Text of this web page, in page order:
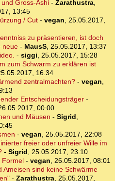
und Gross-Ashi- Zarathustra,
13:45
/ Cut- vegan, 25.05.2017,
zu präsentieren, ist doch
neue - MausS, 25.05.2017, 13:37
- siggi, 25.05.2017, 15:28
zum Schwarm zu erklären ist
16:34
zentralmachten?- vegan,
Entscheidungsträger-
00:00
und Mäusen - Sigrid,
- vegan, 25.05.2017, 22:08
freier oder unfreier Wille im
- Sigrid, 25.05.2017, 23:10
Formel- vegan, 26.05.2017, 08:01
Ameisen sind keine Schwärme
- Zarathustra, 25.05.2017,